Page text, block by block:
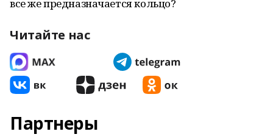
все же предназначается кольцо?
Читайте нас
Партнеры